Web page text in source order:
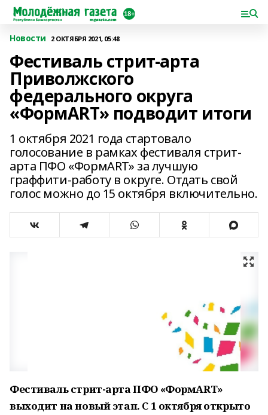
Новости 2 ОКТЯБРЯ 2021, 05:48
Фестиваль стрит-арта
Приволжского
федерального округа
«ФормART» подводит итоги
1 октября 2021 года стартовало
голосование в рамках фестиваля стрит-
арта ПФО «ФормART» за лучшую
граффити-работу в округе. Отдать свой
голос можно до 15 октября включительно.
Фестиваль стрит-арта ПФО «ФормART»
выходит на новый этап. С 1 октября открыто